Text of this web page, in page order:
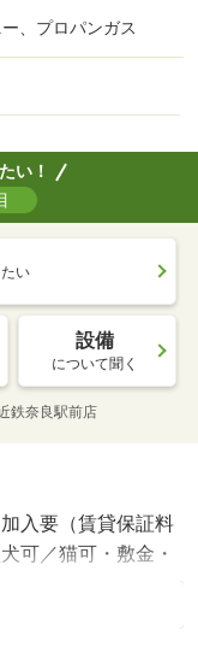
、プロパンガス
い！
たい
設備
について聞く
鉄奈良駅前店
入要（賃貸保証料
可／猫可・敷金・
す。お部屋はおも
の床はフローリン